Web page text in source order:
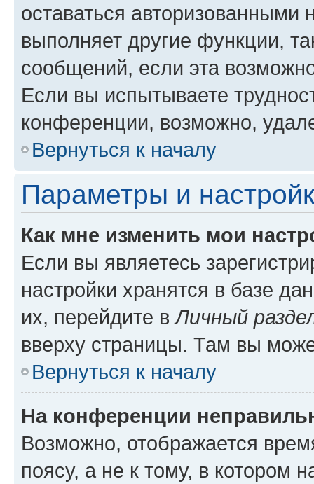
оставаться авторизованными
выполняет другие функции,
сообщений, если эта
Если вы испытываете
конференции, возможно,
Вернуться к началу
Параметры и
Как мне изменить мои
Если вы являетесь
настройки хранятся в базе
их, перейдите вЛичный
вверху страницы. Там вы
Вернуться к началу
На конференции
Возможно, отображается
поясу, а не к тому, в котором